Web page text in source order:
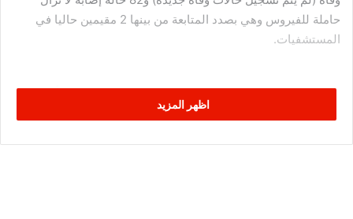
حاملة للفيروس وهي بصدد المتابعة من بينها 2 مقيمين حاليا في
المستشفيات.
اظهر المزيد